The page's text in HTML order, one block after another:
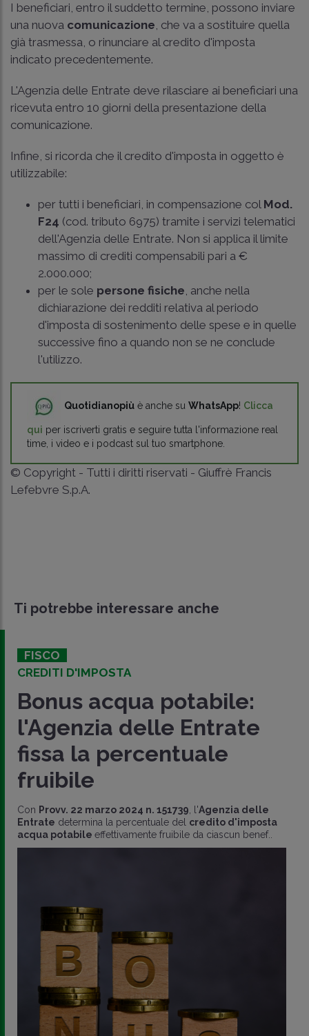
I beneficiari, entro il suddetto termine, possono inviare
una nuova comunicazione, che va a sostituire quella
già trasmessa, o rinunciare al credito d'imposta
indicato precedentemente.
L'Agenzia delle Entrate deve rilasciare ai beneficiari una
ricevuta entro 10 giorni della presentazione della
comunicazione.
Infine, si ricorda che il credito d'imposta in oggetto è
utilizzabile:
per tutti i beneficiari, in compensazione col Mod.
F24 (cod. tributo 6975) tramite i servizi telematici
dell'Agenzia delle Entrate. Non si applica il limite
massimo di crediti compensabili pari a €
2.000.000;
per le sole persone fisiche, anche nella
dichiarazione dei redditi relativa al periodo
d'imposta di sostenimento delle spese e in quelle
successive fino a quando non se ne conclude
l'utilizzo.
Quotidianopiù è anche su WhatsApp! Clicca
qui per iscriverti gratis e seguire tutta l'informazione real
time, i video e i podcast sul tuo smartphone.
© Copyright - Tutti i diritti riservati - Giuffrè Francis
Lefebvre S.p.A.
Ti potrebbe interessare anche
FISCO
CREDITI D'IMPOSTA
Bonus acqua potabile:
l'Agenzia delle Entrate
fissa la percentuale
fruibile
Con Provv. 22 marzo 2024 n. 151739 , l'Agenzia delle
Entrate determina la percentuale del credito d'imposta
acqua potabile effettivamente fruibile da ciascun benef..